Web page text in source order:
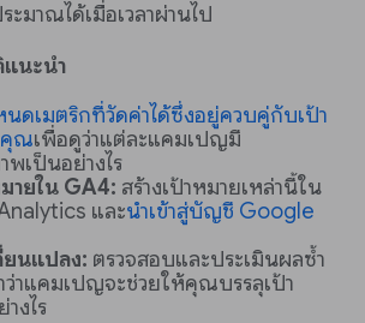
ะมาณได้เมื่อเวลาผ่านไป
นะนำ
นดเมตริกที่วัดค่าได้ซึ่งอยู่ควบคู่กับเป้า
คุณเพื่อดูว่าแต่ละแคมเปญมี
พเป็นอย่างไร
มายใน GA4: สร้างเป้าหมายเหล่านี้ใน
และนำเข้าสู่บัญชี Google
ยนแปลง: ตรวจสอบและประเมินผลซ้ำ
ว่าแคมเปญจะช่วยให้คุณบรรลุเป้า
งไร